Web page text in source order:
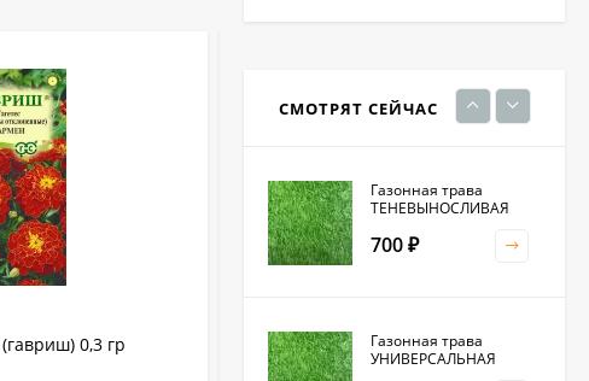
0,3 гр Бархатцы Русти ред (гавриш) 0,3 гр
СМОТРЯТ СЕЙЧАС
230
Газонная трава
ТЕНЕВЫНОСЛИВАЯ
700 ₽
Газонная трава
УНИВЕРСАЛЬНАЯ